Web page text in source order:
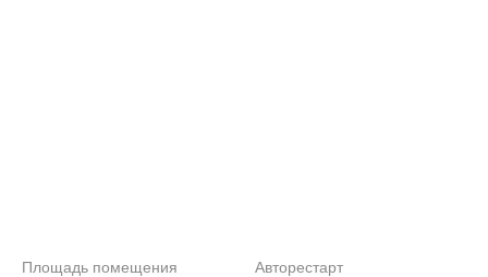
Площадь помещения
Авторестарт